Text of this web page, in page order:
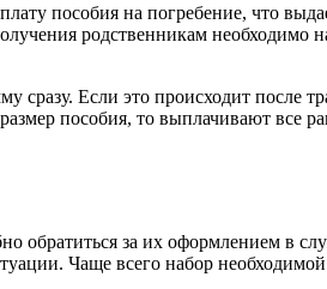
пособия на погребение, что
родственникам необходимо
Если это происходит после
пособия, то выплачивают все
обратиться за их оформлением в
Чаще всего набор